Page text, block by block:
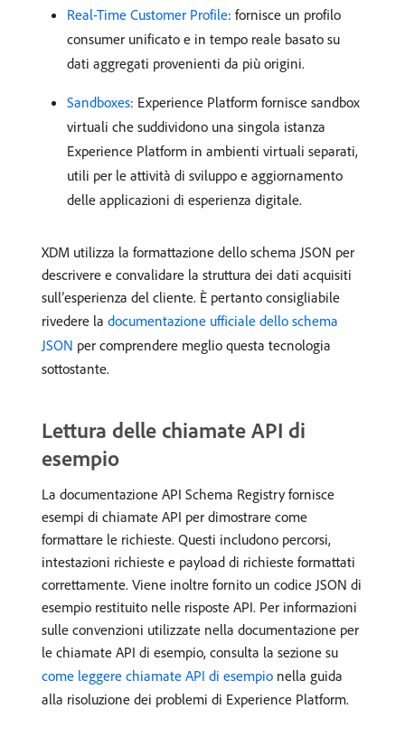
Real-Time Customer Profile: fornisce un profilo
consumer unificato e in tempo reale basato su
dati aggregati provenienti da più origini.
Sandboxes: Experience Platform fornisce sandbox
virtuali che suddividono una singola istanza
Experience Platform in ambienti virtuali separati,
utili per le attività di sviluppo e aggiornamento
delle applicazioni di esperienza digitale.
XDM utilizza la formattazione dello schema JSON per
descrivere e convalidare la struttura dei dati acquisiti
sull’esperienza del cliente. È pertanto consigliabile
rivedere la documentazione ufficiale dello schema
JSON per comprendere meglio questa tecnologia
sottostante.
Lettura delle chiamate API di
esempio
La documentazione API Schema Registry fornisce
esempi di chiamate API per dimostrare come
formattare le richieste. Questi includono percorsi,
intestazioni richieste e payload di richieste formattati
correttamente. Viene inoltre fornito un codice JSON di
esempio restituito nelle risposte API. Per informazioni
sulle convenzioni utilizzate nella documentazione per
le chiamate API di esempio, consulta la sezione su
come leggere chiamate API di esempio nella guida
alla risoluzione dei problemi di Experience Platform.